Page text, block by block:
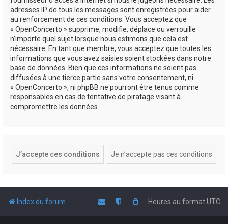
adresses IP de tous les messages sont enregistrées pour aider
au renforcement de ces conditions. Vous acceptez que
« OpenConcerto » supprime, modifie, déplace ou verrouille
n’importe quel sujet lorsque nous estimons que cela est
nécessaire. En tant que membre, vous acceptez que toutes les
informations que vous avez saisies soient stockées dans notre
base de données. Bien que ces informations ne soient pas
diffusées à une tierce partie sans votre consentement, ni
« OpenConcerto », ni phpBB ne pourront être tenus comme
responsables en cas de tentative de piratage visant à
compromettre les données.
Index du forum Heures au formatUTC